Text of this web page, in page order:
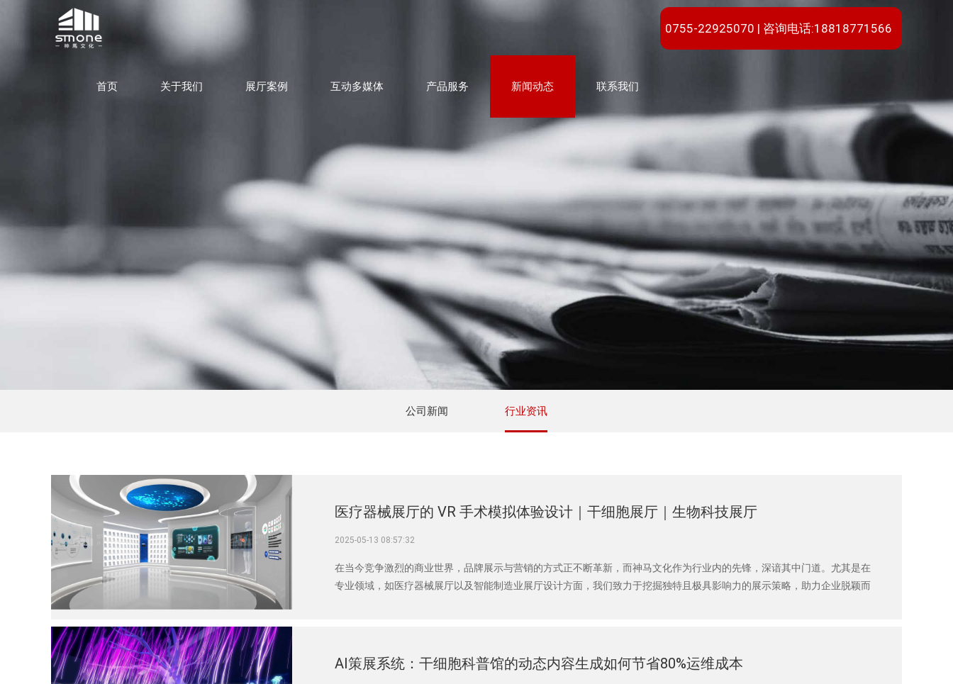
0755-22925070 | 咨询电话:18818771566
首页 关于我们 展厅案例 互动多媒体 产品服务 新闻动态 联系我们
公司新闻 行业资讯
医疗器械展厅的 VR 手术模拟体验设计｜干细胞展厅｜生物科技展厅
2025-05-13 08:57:32
在当今竞争激烈的商业世界，品牌展示与营销的方式正不断革新，而神马文化作为行业内的先锋，深谙其中门道。尤其是在
专业领域，如医疗器械展厅以及智能制造业展厅设计方面，我们致力于挖掘独特且极具影响力的展示策略，助力企业脱颖而
AI策展系统：干细胞科普馆的动态内容生成如何节省80%运维成本